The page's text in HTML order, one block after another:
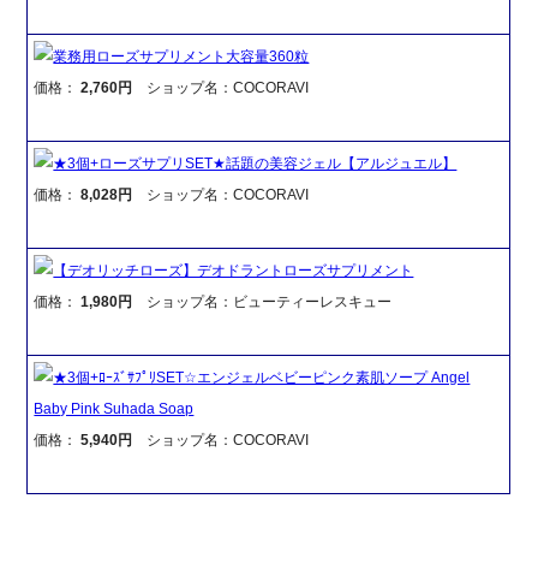
業務用ローズサプリメント大容量360粒
価格：2,760円 ショップ名：COCORAVI
★3個+ローズサプリSET★話題の美容ジェル【アルジュエル】
価格：8,028円 ショップ名：COCORAVI
【デオリッチローズ】デオドラントローズサプリメント
価格：1,980円 ショップ名：ビューティーレスキュー
★3個+ﾛｰｽﾞｻﾌﾟﾘSET☆エンジェルベビーピンク素肌ソープ Angel
Baby Pink Suhada Soap
価格：5,940円 ショップ名：COCORAVI